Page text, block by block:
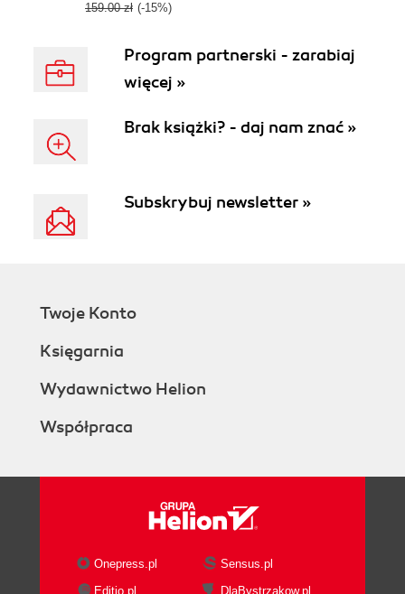
159.00 zł (-15%)
Program partnerski - zarabiaj
więcej »
Brak książki? - daj nam znać »
Subskrybuj newsletter »
Twoje Konto
Księgarnia
Wydawnictwo Helion
Współpraca
Onepress.pl
Sensus.pl
Editio.pl
DlaBystrzakow.pl